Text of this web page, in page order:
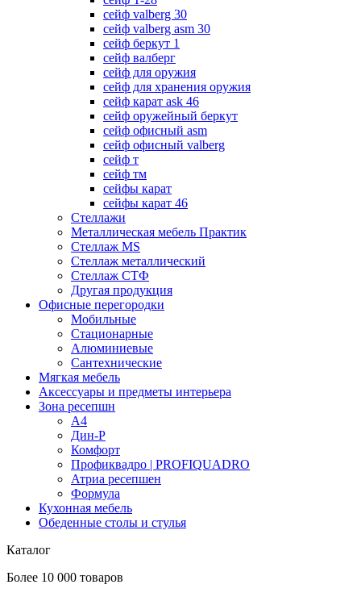
сейф valberg 30
сейф valberg asm 30
сейф беркут 1
сейф валберг
сейф для оружия
сейф для хранения оружия
сейф карат ask 46
сейф оружейный беркут
сейф офисный asm
сейф офисный valberg
сейф т
сейф тм
сейфы карат
сейфы карат 46
Стеллажи
Металлическая мебель Практик
Стеллаж MS
Стеллаж металлический
Стеллаж СТФ
Другая продукция
Офисные перегородки
Мобильные
Стационарные
Алюминиевые
Сантехнические
Мягкая мебель
Аксессуары и предметы интерьера
Зона ресепшн
А4
Дин-Р
Комфорт
Профиквадро | PROFIQUADRO
Атриа ресепшен
Формула
Кухонная мебель
Обеденные столы и стулья
Каталог
Более 10 000 товаров